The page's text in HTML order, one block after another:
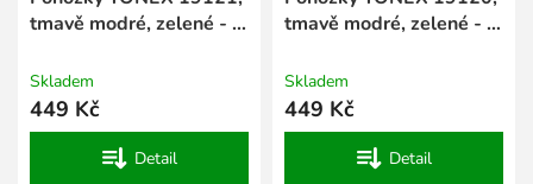
tmavě modré, zelené - 1
Skladem
449 Kč
Detail
tmavě modré, zelené - 1
Skladem
449 Kč
Detail